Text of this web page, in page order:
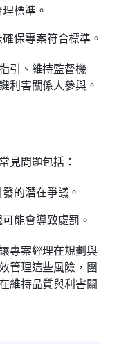
標準。
保專案符合標準。
引、維持監督機
利害關係人參與。
見問題包括：
的潛在爭議。
能會導致處罰。
專案經理在規劃與
管理這些風險，團
維持品質與利害關